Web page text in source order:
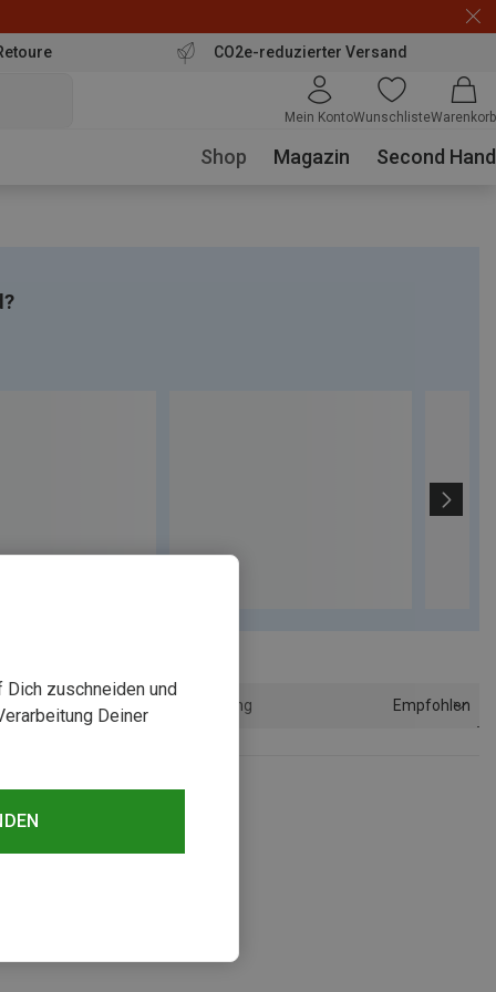
CO2e-reduzierter Versand
Mein KontoWunschlisteWarenkorb
Shop Magazin Second Hand
Sortierung Empfohlen
zuschneiden und
Deiner